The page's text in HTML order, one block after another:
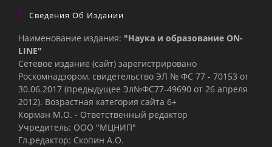
Сведения Об Издании
Наименование издания: "Наука и образование ON-
LINE"
Сетевое издание (сайт) зарегистрировано
Роскомнадзором, свидетельство ЭЛ № ФС 77 - 70153 от
30.06.2017 (предыдущее Эл№ФC77-49690 от 26 апреля
2012). Возрастная категория сайта 6+
Корман М.О. - Ответственный редактор
Учредитель: ООО "МЦНИП"
Гл.редактор: Скопин А.О.